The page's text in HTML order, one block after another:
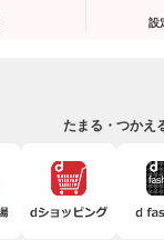
設
たまる・つかえ